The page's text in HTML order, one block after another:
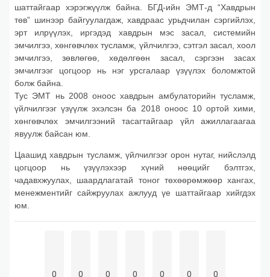
шаттайгаар хэрэгжүүлж байна. БГД-ийн ЭМТ-д “Хавдрын
төв” шинээр байгуулагдаж, хавдраас урьдчилан сэргийлэх,
эрт илрүүлэх, иргэдэд хавдрын мэс засал, системийн
эмчилгээ, хөнгөвчлөх тусламж, үйлчилгээ, сэтгэл засал, хоол
эмчилгээ, зөвлөгөө, хөдөлгөөн засал, сэргээн засах
эмчилгээг цогцоор нь нэг урсгалаар үзүүлэх боломжтой
болж байна.
Тус ЭМТ нь 2008 оноос хавдрын амбулаторийн тусламж,
үйлчилгээг үзүүлж эхэлсэн ба 2018 оноос 10 ортой хими,
хөнгөвчлөх эмчилгээний тасагтайгаар үйл ажиллагаагаа
явуулж байсан юм.
Цаашид хавдрын тусламж, үйлчилгээг орон нутаг, нийслэлд
цогцоор нь үзүүлэхээр хүний нөөцийг бэлтгэх,
чадавхжуулах, шаардлагатай тоног төхөөрөмжөөр хангах,
менежментийг сайжруулах ажлууд үе шаттайгаар хийгдэх
юм.
0 0 0 0 0 0 0